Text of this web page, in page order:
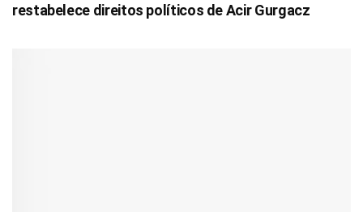
restabelece direitos políticos de Acir Gurgacz